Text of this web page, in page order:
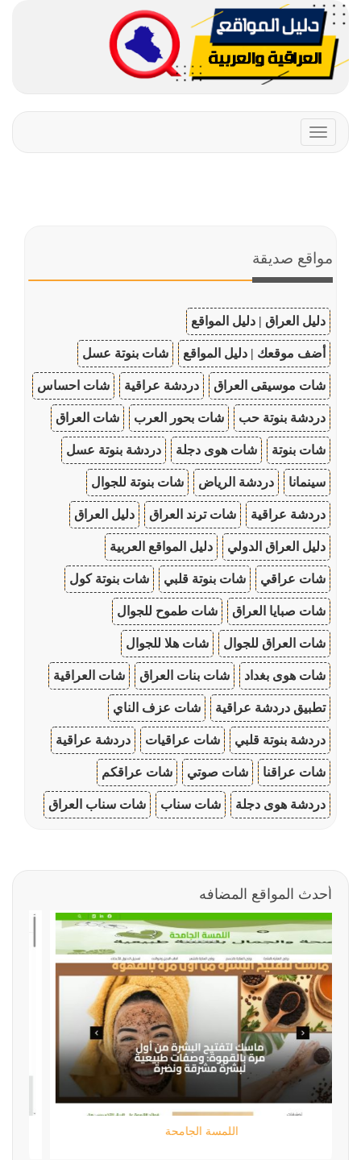
Toggle
navigation
مواقع صديقة
دليل العراق | دليل المواقع
أضف موقعك | دليل المواقع شات بنوتة عسل
شات موسيقى العراق دردشة عراقية شات احساس
دردشة بنوتة حب شات بحور العرب شات العراق
شات بنوتة شات هوى دجلة دردشة بنوتة عسل
سينمانا دردشة الرياض شات بنوتة للجوال
دردشة عراقية شات ترند العراق دليل العراق
دليل العراق الدولي دليل المواقع العربية
شات عراقي شات بنوتة قلبي شات بنوتة كول
شات صبايا العراق شات طموح للجوال
شات العراق للجوال شات هلا للجوال
شات هوى بغداد شات بنات العراق شات العراقية
تطبيق دردشة عراقية شات عزف الناي
دردشة بنوتة قلبي شات عراقيات دردشة عراقية
شات عراقنا شات صوتي شات عراقكم
دردشة هوى دجلة شات سناب شات سناب العراق
أحدث المواقع المضافه
اللمسة الجامحة